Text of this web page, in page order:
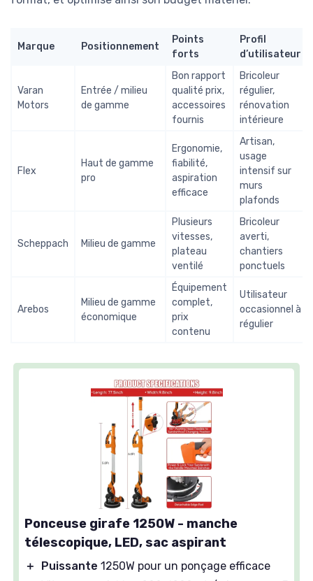
Marque Positionnement
Points
forts
Profil
d’utilisateur
Varan
Motors
Entrée / milieu
de gamme
Bon rapport
qualité prix,
accessoires
fournis
Bricoleur
régulier,
rénovation
intérieure
Flex
Haut de gamme
pro
Ergonomie,
fiabilité,
aspiration
efficace
Artisan,
usage
intensif sur
murs
plafonds
Scheppach Milieu de gamme
Plusieurs
vitesses,
plateau
ventilé
Bricoleur
averti,
chantiers
ponctuels
Arebos
Milieu de gamme
économique
Équipement
complet,
prix
contenu
Utilisateur
occasionnel à
régulier
Ponceuse girafe 1250W - manche
télescopique, LED, sac aspirant
＋ Puissante 1250W pour un ponçage efficace